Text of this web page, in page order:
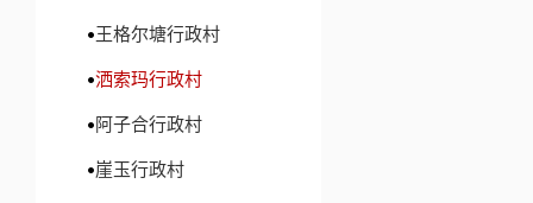
王格尔塘行政村
洒索玛行政村
阿子合行政村
崖玉行政村